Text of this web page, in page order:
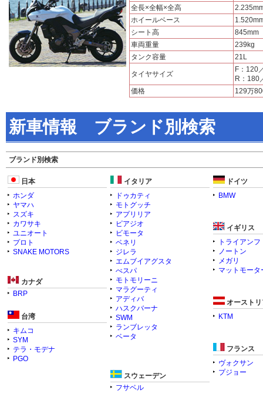
全長×全幅×全高
ホイールベース
シート高
845mm
車両重量
239kg
タンク容量
21L
タイヤサイズ
F：120
R：180
価格
129万
新車情報 ブランド別検索
ブランド別検索
日本
ホンダ
ヤマハ
スズキ
カワサキ
ユニオート
プロト
SNAKE MOTORS
カナダ
BRP
台湾
キムコ
SYM
テラ・モデナ
PGO
イタリア
ドゥカティ
モトグッチ
アプリリア
ピアジオ
ビモータ
ベネリ
ジレラ
エムブイアグスタ
べスパ
モトモリーニ
マラグーティ
アディバ
ハスクバーナ
SWM
ランブレッタ
ベータ
スウェーデン
フサベル
ドイツ
BMW
イギリス
トライアンフ
ノートン
メガリ
マットモー
オースト
KTM
フランス
ヴォクサン
プジョー